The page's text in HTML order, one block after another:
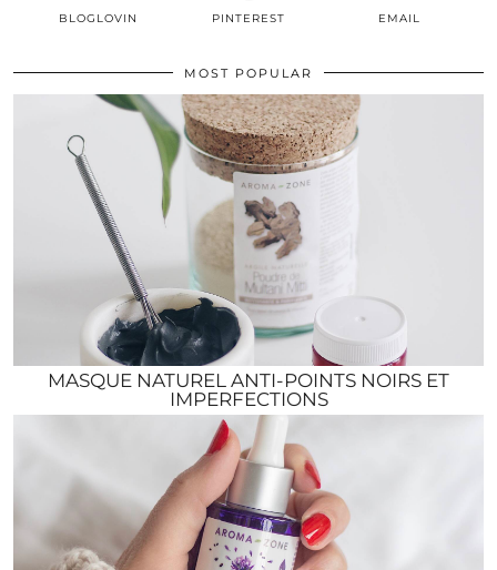
BLOGLOVIN PINTEREST EMAIL
MOST POPULAR
MASQUE NATUREL ANTI-POINTS NOIRS ET
IMPERFECTIONS